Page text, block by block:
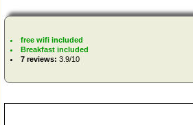
free wifi included
Breakfast included
7 reviews: 3.9/10